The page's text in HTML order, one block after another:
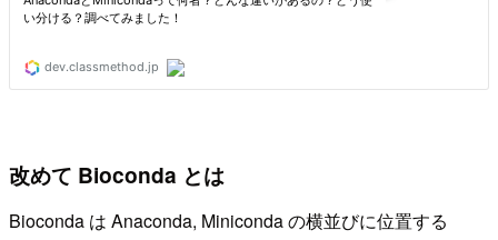
改めて Bioconda とは
Bioconda は Anaconda, Miniconda の横並びに位置する